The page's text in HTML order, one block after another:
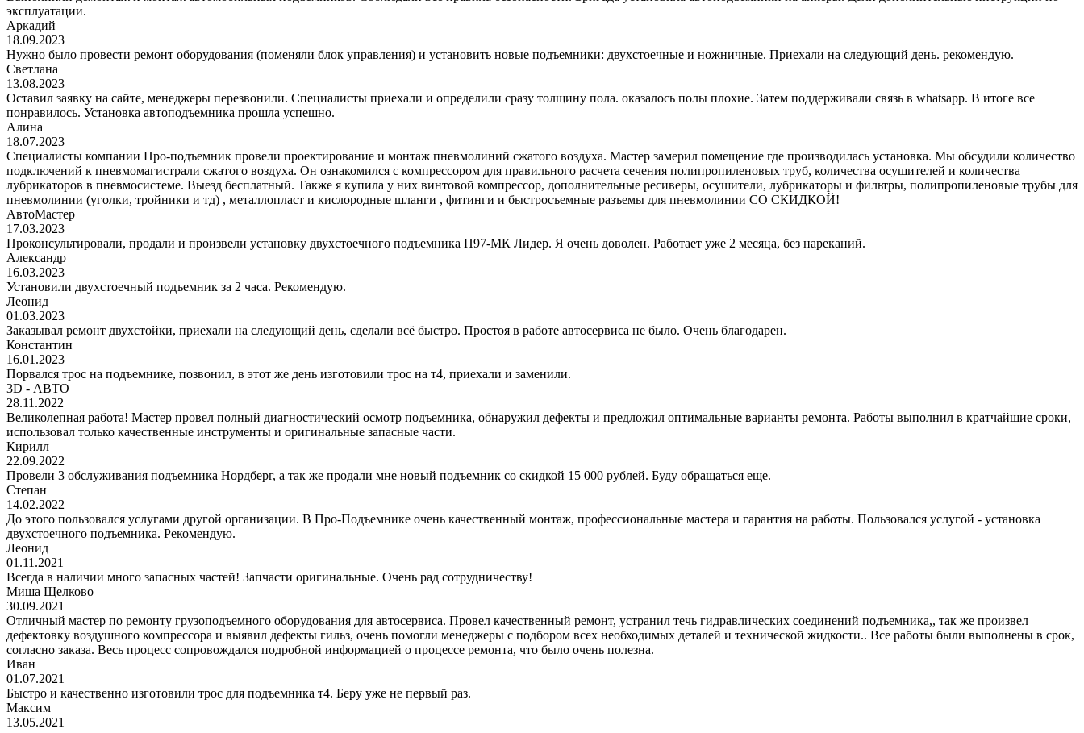
эксплуатации.
Аркадий
18.09.2023
Нужно было провести ремонт оборудования (поменяли блок управления) и установить новые подъемники: двухстоечные и ножничные. Приехали на следующий день. рекомендую.
Светлана
13.08.2023
Оставил заявку на сайте, менеджеры перезвонили. Специалисты приехали и определили сразу толщину пола. оказалось полы плохие. Затем поддерживали связь в whatsapp. В итоге все
понравилось. Установка автоподъемника прошла успешно.
Алина
18.07.2023
Специалисты компании Про-подъемник провели проектирование и монтаж пневмолиний сжатого воздуха. Мастер замерил помещение где производилась установка. Мы обсудили количество
подключений к пневмомагистрали сжатого воздуха. Он ознакомился с компрессором для правильного расчета сечения полипропиленовых труб, количества осушителей и количества
лубрикаторов в пневмосистеме. Выезд бесплатный. Также я купила у них винтовой компрессор, дополнительные ресиверы, осушители, лубрикаторы и фильтры, полипропиленовые трубы для
пневмолинии (уголки, тройники и тд) , металлопласт и кислородные шланги , фитинги и быстросъемные разъемы для пневмолинии СО СКИДКОЙ!
АвтоМастер
17.03.2023
Проконсультировали, продали и произвели установку двухстоечного подъемника П97-МК Лидер. Я очень доволен. Работает уже 2 месяца, без нареканий.
Александр
16.03.2023
Установили двухстоечный подъемник за 2 часа. Рекомендую.
Леонид
01.03.2023
Заказывал ремонт двухстойки, приехали на следующий день, сделали всё быстро. Простоя в работе автосервиса не было. Очень благодарен.
Константин
16.01.2023
Порвался трос на подъемнике, позвонил, в этот же день изготовили трос на т4, приехали и заменили.
3D - АВТО
28.11.2022
Великолепная работа! Мастер провел полный диагностический осмотр подъемника, обнаружил дефекты и предложил оптимальные варианты ремонта. Работы выполнил в кратчайшие сроки,
использовал только качественные инструменты и оригинальные запасные части.
Кирилл
22.09.2022
Провели 3 обслуживания подъемника Нордберг, а так же продали мне новый подъемник со скидкой 15 000 рублей. Буду обращаться еще.
Степан
14.02.2022
До этого пользовался услугами другой организации. В Про-Подъемнике очень качественный монтаж, профессиональные мастера и гарантия на работы. Пользовался услугой - установка
двухстоечного подъемника. Рекомендую.
Леонид
01.11.2021
Всегда в наличии много запасных частей! Запчасти оригинальные. Очень рад сотрудничеству!
Миша Щелково
30.09.2021
Отличный мастер по ремонту грузоподъемного оборудования для автосервиса. Провел качественный ремонт, устранил течь гидравлических соединений подъемника,, так же произвел
дефектовку воздушного компрессора и выявил дефекты гильз, очень помогли менеджеры с подбором всех необходимых деталей и технической жидкости.. Все работы были выполнены в срок,
согласно заказа. Весь процесс сопровождался подробной информацией о процессе ремонта, что было очень полезна.
Иван
01.07.2021
Быстро и качественно изготовили трос для подъемника т4. Беру уже не первый раз.
Максим
13.05.2021